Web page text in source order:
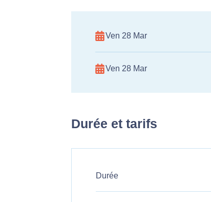
Ven 28 Mar
Ven 28 Mar
Durée et tarifs
Durée